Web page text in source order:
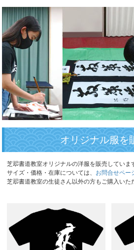
オリジナル服を
芝翆書道教室オリジナルの洋服を販売していま
サイズ・価格・在庫については、 お問合せペー
芝翆書道教室の生徒さん以外の方もご購入いた